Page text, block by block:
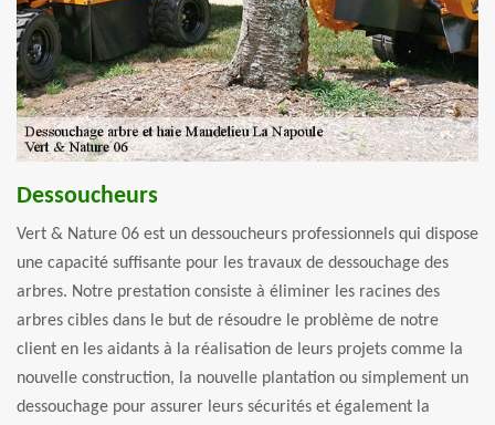
Dessoucheurs
Vert & Nature 06 est un dessoucheurs professionnels qui dispose
une capacité suffisante pour les travaux de dessouchage des
arbres. Notre prestation consiste à éliminer les racines des
arbres cibles dans le but de résoudre le problème de notre
client en les aidants à la réalisation de leurs projets comme la
nouvelle construction, la nouvelle plantation ou simplement un
dessouchage pour assurer leurs sécurités et également la